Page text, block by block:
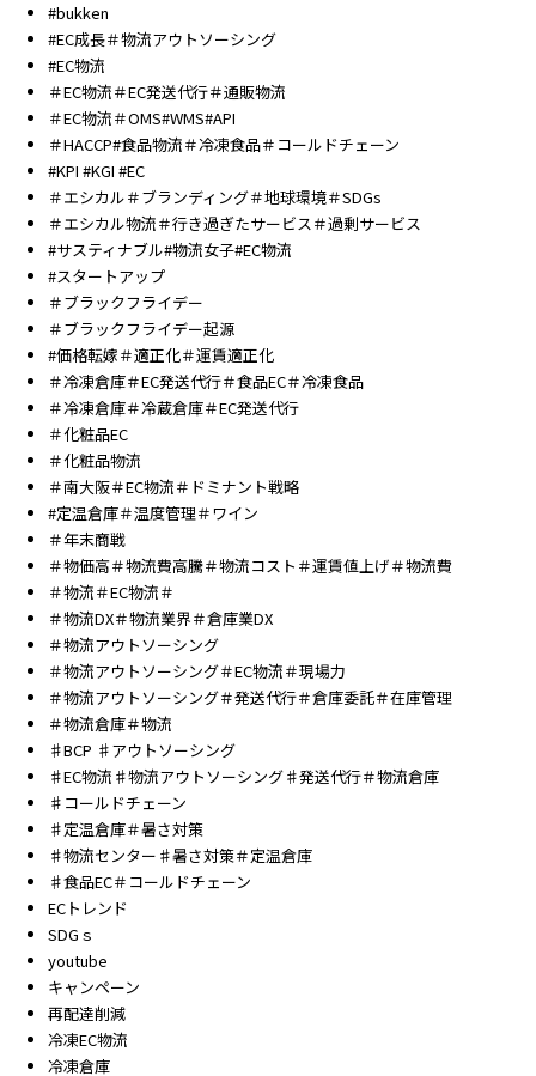
#bukken
#EC成長＃物流アウトソーシング
#EC物流
＃EC物流＃EC発送代行＃通販物流
＃EC物流＃OMS#WMS#API
＃HACCP#食品物流＃冷凍食品＃コールドチェーン
#KPI #KGI #EC
＃エシカル＃ブランディング＃地球環境＃SDGs
＃エシカル物流＃行き過ぎたサービス＃過剰サービス
#サスティナブル#物流女子#EC物流
#スタートアップ
＃ブラックフライデー
＃ブラックフライデー起源
#価格転嫁＃適正化＃運賃適正化
＃冷凍倉庫＃EC発送代行＃食品EC＃冷凍食品
＃冷凍倉庫＃冷蔵倉庫＃EC発送代行
＃化粧品EC
＃化粧品物流
＃南大阪＃EC物流＃ドミナント戦略
#定温倉庫＃温度管理＃ワイン
＃年末商戦
＃物価高＃物流費高騰＃物流コスト＃運賃値上げ＃物流費
＃物流＃EC物流＃
＃物流DX＃物流業界＃倉庫業DX
＃物流アウトソーシング
＃物流アウトソーシング＃EC物流＃現場力
＃物流アウトソーシング＃発送代行＃倉庫委託＃在庫管理
＃物流倉庫＃物流
♯BCP ♯アウトソーシング
♯EC物流♯物流アウトソーシング♯発送代行＃物流倉庫
♯コールドチェーン
♯定温倉庫＃暑さ対策
♯物流センター♯暑さ対策＃定温倉庫
♯食品EC＃コールドチェーン
ECトレンド
SDGｓ
youtube
キャンペーン
再配達削減
冷凍EC物流
冷凍倉庫